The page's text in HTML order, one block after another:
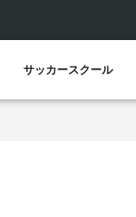
サッカースクール